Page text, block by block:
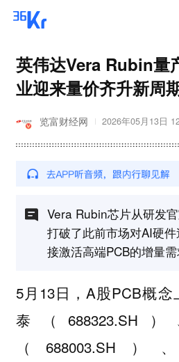
英伟达Vera Rubin量
业迎来量价齐升新周
览富财经网 2026年05月13日
Vera Rubin芯片从研发
打破了此前市场对AI硬
接激活高端PCB的增量需
5月13日，A股PCB概
泰（688323.SH
（688003.SH